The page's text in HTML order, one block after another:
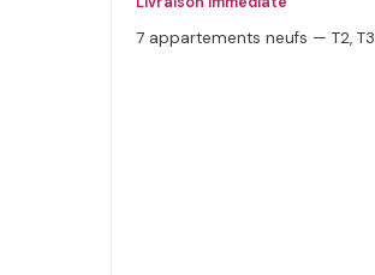
7 appartements neufs — T2, T3